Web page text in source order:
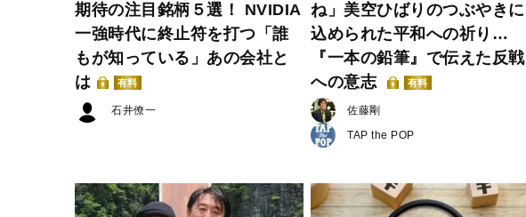
期待の注目銘柄５選！ NVIDIA
一強時代に終止符を打つ「誰
もが知っている」あの会社と
は
有料
石井僚一
ね」美空ひばりのつぶやきに
込められた平和への祈り…
『一本の鉛筆』で伝えた反戦
への意志
有料
佐藤剛
TAP the POP